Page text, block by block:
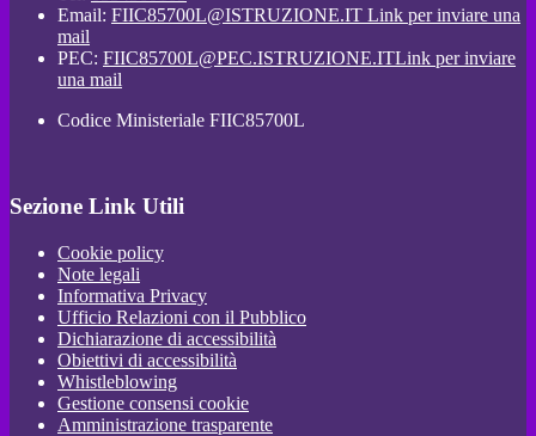
Email: FIIC85700L@ISTRUZIONE.IT Link per inviare una
mail
PEC: FIIC85700L@PEC.ISTRUZIONE.ITLink per inviare
una mail
Codice Ministeriale FIIC85700L
Sezione Link Utili
Cookie policy
Note legali
Informativa Privacy
Ufficio Relazioni con il Pubblico
Dichiarazione di accessibilità
Obiettivi di accessibilità
Whistleblowing
Gestione consensi cookie
Amministrazione trasparente